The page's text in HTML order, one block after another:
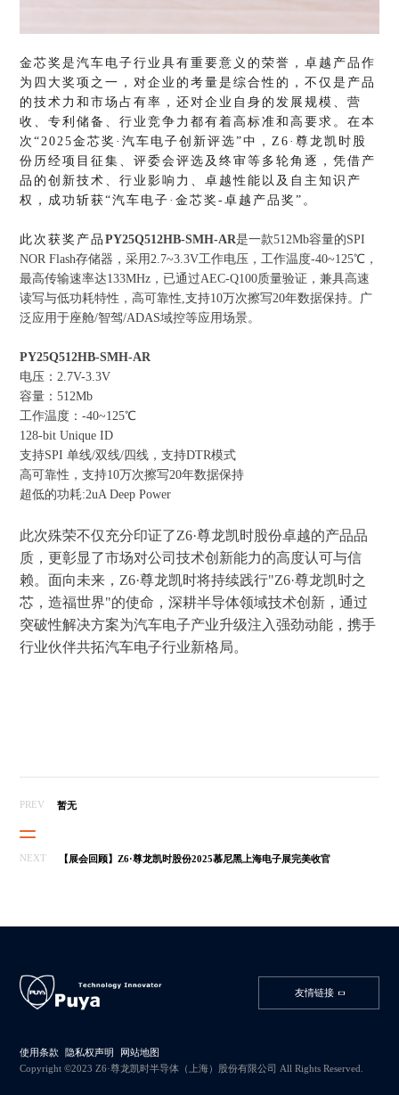
金芯奖是汽车电子行业具有重要意义的荣誉 ，卓越产品作
为四大奖项之一 ，对企业的考量是综合性的，不仅是产品
的技术力和市场占有率，还对企业自身的发展规模、营
收、专利储备、行业竞争力都有着高标准和高要求。在本
次“2025金芯奖·汽车电子创新评选”中， Z6·尊龙凯时股
份 历经项目征集、评委会评选及终审等多轮角逐，凭借产
品的创新技术、行业影响力、卓越性能以及自主知识产
权， 成功斩获“汽车电子·金芯奖-卓越产品奖”。
此次获奖产品PY25Q512HB-SMH-AR是一款512Mb容量的SPI
NOR Flash存储器，采用 2.7~3.3V工作电压， 工作温度-40~125℃，
最高传输速率达133MHz， 已通过AEC-Q100质量验证，兼具高速
读写与低功耗特性 ， 高可靠性 ,支持10万次擦写20年数据保持。
广
泛应用于座舱/智驾/ADAS域控等应用场景。
PY25Q512HB-SMH-AR
电压： 2.7V-3.3V
容量：512Mb
工作温度：-40~125℃
128-bit Unique ID
支持SPI 单线/双线/四线，支持DTR模式
高可靠性，支持10万次擦写20年数据保持
超低的功耗:2uA Deep Power
此次殊荣不仅充分印证了Z6·尊龙凯时股份卓越的产品品
质，更彰显了市场对公司技术创新能力的高度认可与信
赖。面向未来，Z6·尊龙凯时将持续践行"Z6·尊龙凯时之
芯，造福世界"的使命，深耕半导体领域技术创新，通过
突破性解决方案为汽车电子产业升级注入强劲动能，携手
行业伙伴共拓汽车电子行业新格局。
PREV 暂无
NEXT 【展会回顾】Z6·尊龙凯时股份2025慕尼黑上海电子展完美收官
友情链接
使用条款 隐私权声明
网站地图
Copyright ©2023 Z6·尊龙凯时半导体（上海）股份有限公司 All Rights Reserved.